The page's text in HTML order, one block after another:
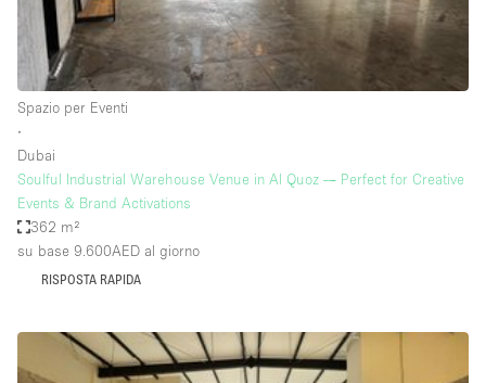
Tipo di spazio
Acquista Condividi
Atelier / Laboratorio
Boutique/negozio
Camion
Fiera/festival
Spazio per Eventi
∙
Dubai
Soulful Industrial Warehouse Venue in Al Quoz — Perfect for Creative
Events & Brand Activations
362 m²
su base 9.600AED al giorno
RISPOSTA RAPIDA